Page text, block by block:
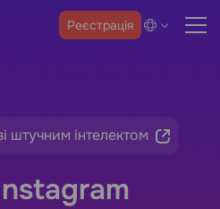
Реєстрація
штучним інтелектом